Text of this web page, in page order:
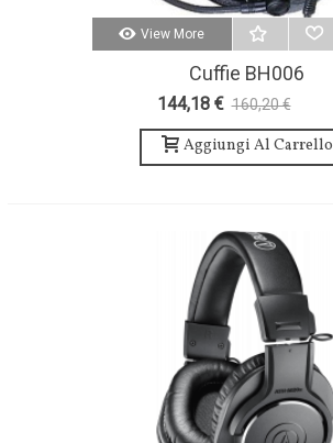
View More
Cuffie BH006
144,18 € 160,20 €
Aggiungi Al Carrello